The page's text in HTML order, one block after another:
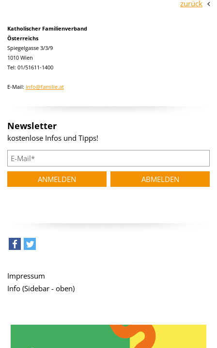
zurück
Katholischer Familienverband
Österreichs
Spiegelgasse 3/3/9
1010 Wien
Tel: 01/51611-1400
E-Mail: info@familie.at
Newsletter
kostenlose Infos und Tipps!
Impressum
Info (Sidebar - oben)